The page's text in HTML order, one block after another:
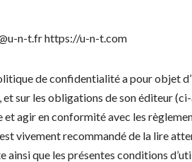
n-t.fr https://u-n-t.com
de confidentialité a pour objet
sur les obligations de son éditeur
et agir en conformité avec les
vivement recommandé de la lire
ainsi que les présentes conditions